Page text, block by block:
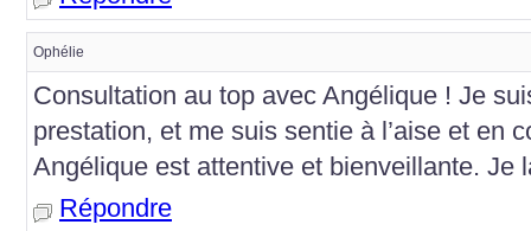
Ophélie
Consultation au top avec Angélique ! Je
prestation, et me suis sentie à l’aise et en
Angélique est attentive et bienveillante. Je
Répondre